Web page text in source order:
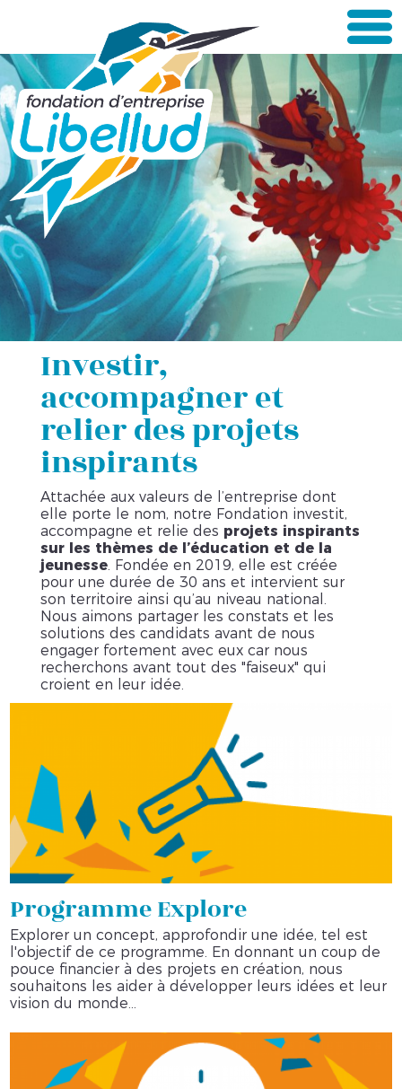
Investir,
accompagner et
relier des projets
inspirants
Attachée aux valeurs de l’entreprise dont
elle porte le nom, notre Fondation investit,
accompagne et relie des projets inspirants
sur les thèmes de l’éducation et de la
jeunesse. Fondée en 2019, elle est créée
pour une durée de 30 ans et intervient sur
son territoire ainsi qu’au niveau national.
Nous aimons partager les constats et les
solutions des candidats avant de nous
engager fortement avec eux car nous
recherchons avant tout des "faiseux" qui
croient en leur idée.
Programme Explore
Explorer un concept, approfondir une idée, tel est
l'objectif de ce programme. En donnant un coup de
pouce financier à des projets en création, nous
souhaitons les aider à développer leurs idées et leur
vision du monde...